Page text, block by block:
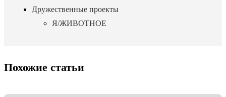
Дружественные проекты
Я/ЖИВОТНОЕ
Похожие статьи